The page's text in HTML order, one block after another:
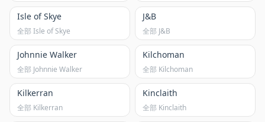
Isle of Skye
全部 Isle of Skye
J&B
全部 J&B
Johnnie Walker
全部 Johnnie Walker
Kilchoman
全部 Kilchoman
Kilkerran
全部 Kilkerran
Kinclaith
全部 Kinclaith